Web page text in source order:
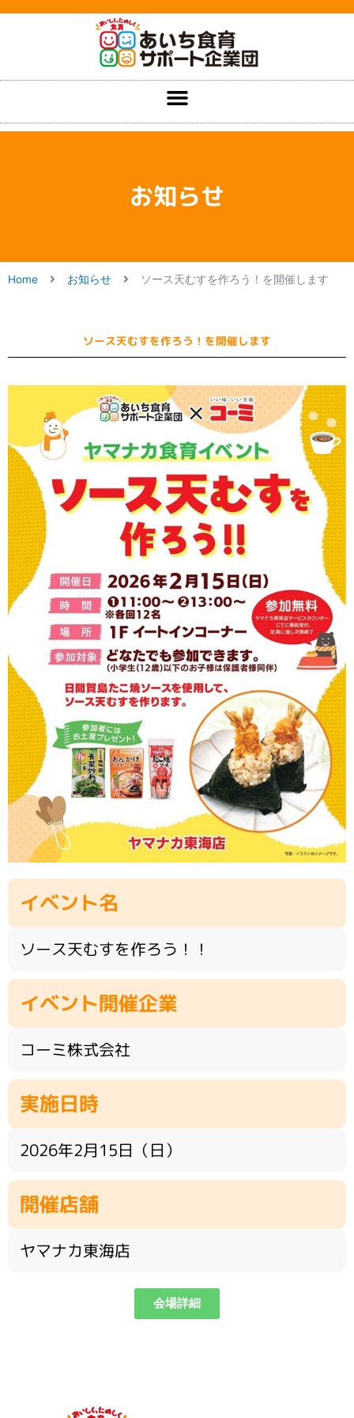
プ
お知らせ
Home お知らせ ソース天むすを作ろう！を開催します
ソース天むすを作ろう！を開催します
イベント名
ソース天むすを作ろう！！
イベント開催企業
コーミ株式会社
実施日時
2026年2月15日（日）
開催店舗
ヤマナカ東海店
会場詳細